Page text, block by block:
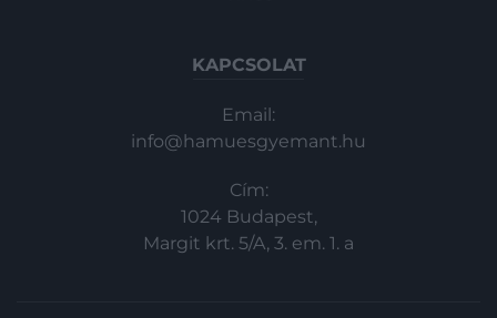
KAPCSOLAT
Email:
info@hamuesgyemant.hu
Cím:
1024 Budapest,
Margit krt. 5/A, 3. em. 1. a